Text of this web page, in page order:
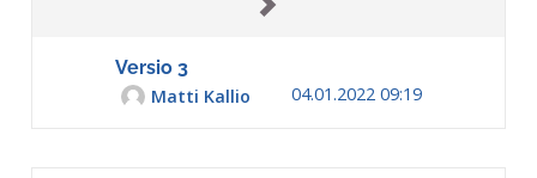
Versio 3
Matti Kallio
04.01.2022 09:19